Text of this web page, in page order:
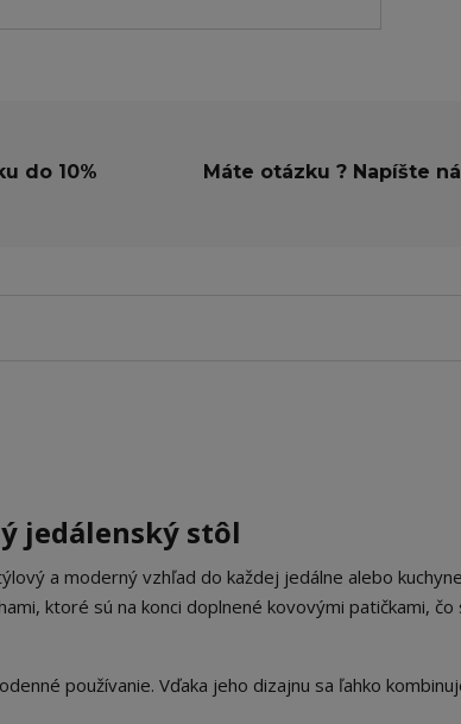
do 10% Máte otázku ? Napíšte
jedálenský stôl
a moderný vzhľad do každej jedálne alebo
ktoré sú na konci doplnené kovovými patičkami, čo
používanie. Vďaka jeho dizajnu sa ľahko